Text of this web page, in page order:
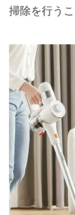
掃除を行う